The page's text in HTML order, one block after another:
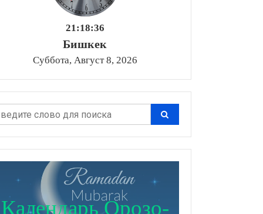
21:18:37
Бишкек
Суббота, Август 8, 2026
Календарь Орозо-